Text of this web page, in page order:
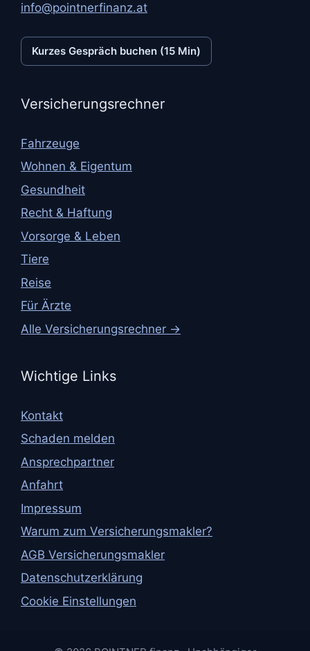
info@pointnerfinanz.at
Kurzes Gespräch buchen (15 Min)
Versicherungsrechner
Fahrzeuge
Wohnen & Eigentum
Gesundheit
Recht & Haftung
Vorsorge & Leben
Tiere
Reise
Für Ärzte
Alle Versicherungsrechner →
Wichtige Links
Kontakt
Schaden melden
Ansprechpartner
Anfahrt
Impressum
Warum zum Versicherungsmakler?
AGB Versicherungsmakler
Datenschutzerklärung
Cookie Einstellungen